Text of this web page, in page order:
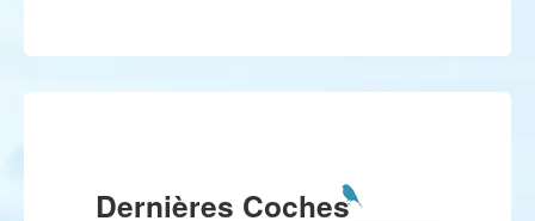
Dernières Coches